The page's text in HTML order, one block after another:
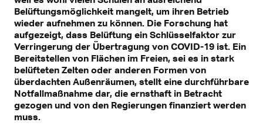
Belüftungsmöglichkeit mangelt, um ihren Betrieb
wieder aufnehmen zu können. Die Forschung hat
aufgezeigt, dass Belüftung ein Schlüsselfaktor zur
Verringerung der Übertragung von COVID-19 ist. Ein
Bereitstellen von Flächen im Freien, sei es in stark
belüfteten Zelten oder anderen Formen von
überdachten Außenräumen, stellt eine durchführbare
Notfallmaßnahme dar, die ernsthaft in Betracht
gezogen und von den Regierungen finanziert werden
muss.